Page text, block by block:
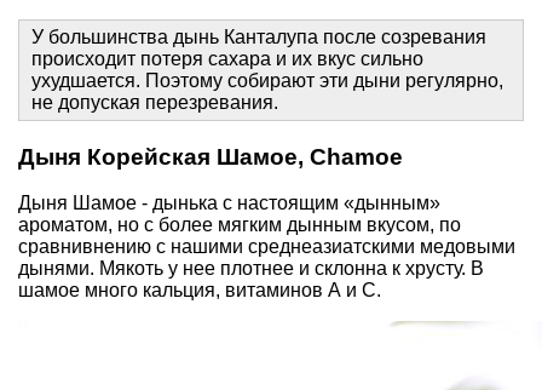
У большинства дынь Канталупа после созревания
происходит потеря сахара и их вкус сильно
ухудшается. Поэтому собирают эти дыни регулярно,
не допуская перезревания.
Дыня Корейская Шамое, Chamoe
Дыня Шамое - дынька с настоящим «дынным»
ароматом, но с более мягким дынным вкусом, по
сравнивнению с нашими среднеазиатскими медовыми
дынями. Мякоть у нее плотнее и склонна к хрусту. В
шамое много кальция, витаминов А и С.